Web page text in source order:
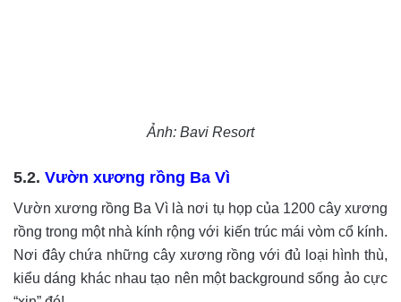
Ảnh: Bavi Resort
5.2. Vườn xương rồng Ba Vì
Vườn xương rồng Ba Vì là nơi tụ họp của 1200 cây xương
rồng trong một nhà kính rộng với kiến trúc mái vòm cổ kính.
Nơi đây chứa những cây xương rồng với đủ loại hình thù,
kiểu dáng khác nhau tạo nên một background sống ảo cực